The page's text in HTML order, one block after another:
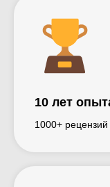
10 лет
1000+